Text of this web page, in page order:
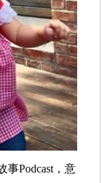
Podcast，意